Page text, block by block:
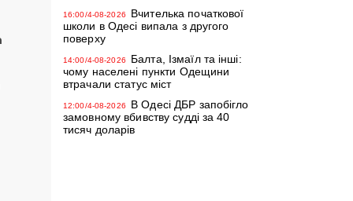
16:00/4-08-2026
Вчителька початкової
школи в Одесі випала з другого
поверху
14:00/4-08-2026
Балта, Ізмаїл та інші:
чому населені пункти Одещини
втрачали статус міст
12:00/4-08-2026
В Одесі ДБР запобігло
замовному вбивству судді за 40
тисяч доларів